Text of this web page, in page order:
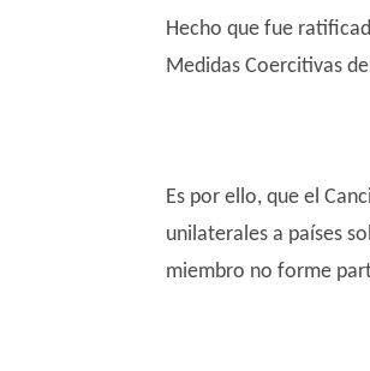
Hecho que fue
Medidas Coercitivas
Es por ello, que el
unilaterales a países
miembro no forme